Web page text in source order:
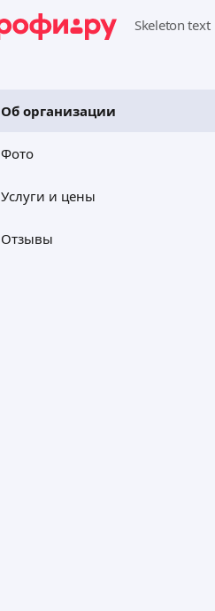
Об организации
Фото
Услуги и цены
Отзывы